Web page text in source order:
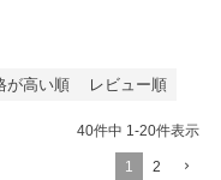
が高い順 レビュー順
40件中 1-20件表示
1 2